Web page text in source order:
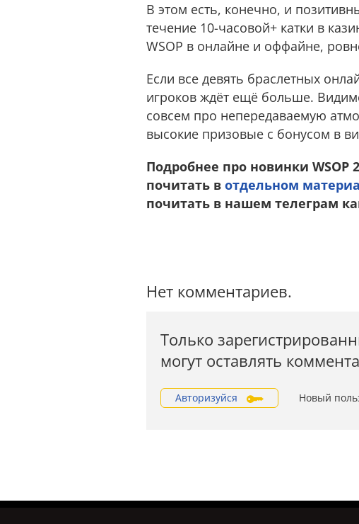
В этом есть, конечно, и
течение 10-часовой+ катки в
WSOP в онлайне и оффайне,
Если все девять браслетных
игроков ждёт ещё больше.
совсем про непередаваемую
высокие призовые с бонусом в
Подробнее про новинки
почитать в отдельном
почитать в нашем телеграм
Нет комментариев.
Только
могут оставлять
Авторизуйся Новый